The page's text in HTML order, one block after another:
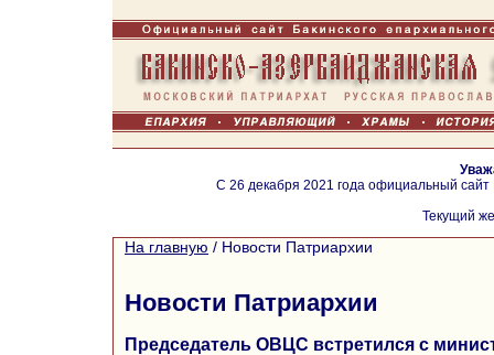
С 26 декабря 2021 года официальный
Текущий
На главную / Новости Патриархии
Новости Патриархии
Председатель ОВЦС встретился с